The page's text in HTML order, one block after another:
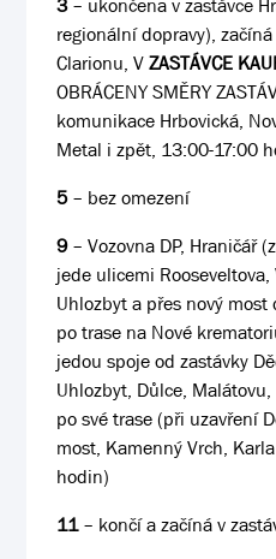
3– ukončena v zastávce
regionální dopravy),
Clarionu, VZASTÁVCE
OBRÁCENY SMĚRY
komunikace Hrbovická,
Metal i zpět, 13:00-17:00
5– bez omezení
9– Vozovna DP, Hraničář
jede ulicemi
Uhlozbyt a přes nový most
po trase na Nové
jedou spoje od zastávky
Uhlozbyt, Důlce,
po své trase (při uzavření
most, Kamenný Vrch,
hodin)
11– končí a začíná v